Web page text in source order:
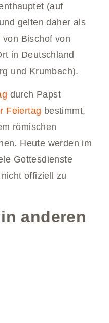
(auf
gelten daher als
Bischof von
in Deutschland
und Krumbach).
durch Papst
Feiertag bestimmt,
römischen
Heute werden im
Gottesdienste
offiziell zu
anderen